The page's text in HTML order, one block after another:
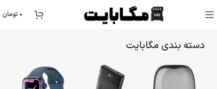
0 تومان
دسته بندی مگابایت